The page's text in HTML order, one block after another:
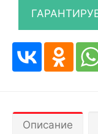
Описание